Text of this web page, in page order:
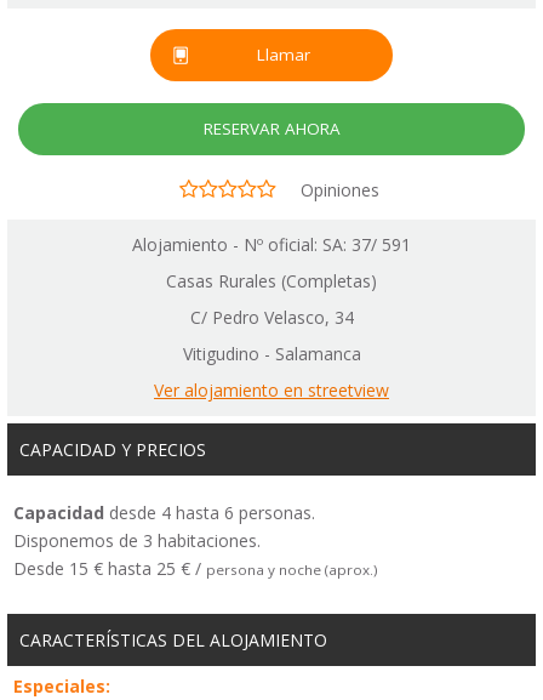
Llamar
RESERVAR AHORA
Opiniones
Alojamiento - Nº oficial: SA: 37/ 591
Casas Rurales (Completas)
C/ Pedro Velasco, 34
Vitigudino - Salamanca
Ver alojamiento en streetview
CAPACIDAD Y PRECIOS
Capacidad desde 4 hasta 6 personas.
Disponemos de 3 habitaciones.
Desde 15 € hasta 25 € / persona y noche (aprox.)
CARACTERÍSTICAS DEL ALOJAMIENTO
Especiales: